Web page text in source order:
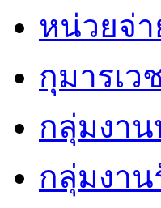
หน่วยจ่า
กุมารเว
กลุ่มงา
กลุ่มงาน